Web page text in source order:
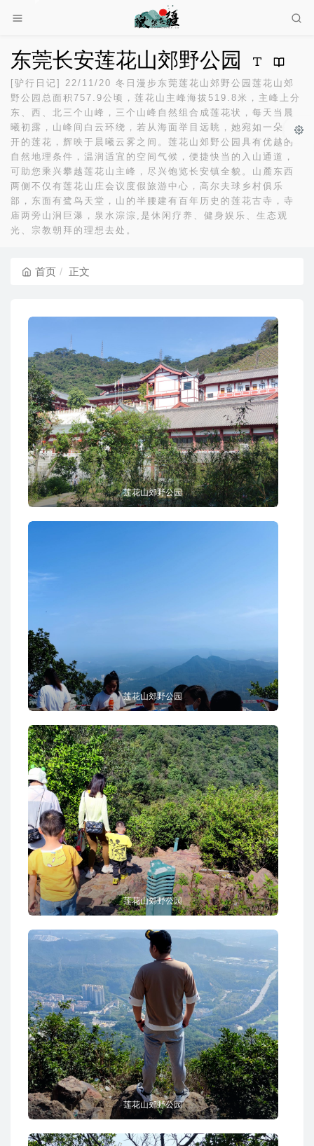
东莞长安莲花山郊野公园
[驴行日记] 22/11/20 冬日漫步东莞莲花山郊野公园莲花山郊
野公园总面积757.9公顷，莲花山主峰海拔519.8米，主峰上分
东、西、北三个山峰，三个山峰自然组合成莲花状，每天当晨
曦初露，山峰间白云环绕，若从海面举目远眺，她宛如一朵盛
开的莲花，辉映于晨曦云雾之间。莲花山郊野公园具有优越的
自然地理条件，温润适宜的空间气候，便捷快当的入山通道，
可助您乘兴攀越莲花山主峰，尽兴饱览长安镇全貌。山麓东西
两侧不仅有莲花山庄会议度假旅游中心，高尔夫球乡村俱乐
部，东面有鹭鸟天堂，山的半腰建有百年历史的莲花古寺，寺
庙两旁山涧巨瀑，泉水淙淙,是休闲疗养、健身娱乐、生态观
光、宗教朝拜的理想去处。
首页 正文
莲花山郊野公园
莲花山郊野公园
莲花山郊野公园
莲花山郊野公园